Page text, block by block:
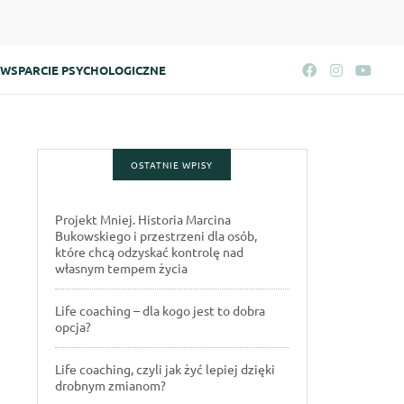
WSPARCIE PSYCHOLOGICZNE
OSTATNIE WPISY
Projekt Mniej. Historia Marcina
Bukowskiego i przestrzeni dla osób,
które chcą odzyskać kontrolę nad
własnym tempem życia
Life coaching – dla kogo jest to dobra
opcja?
Life coaching, czyli jak żyć lepiej dzięki
drobnym zmianom?